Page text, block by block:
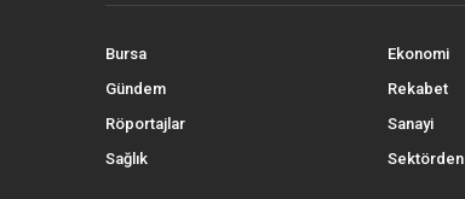
Bursa
Gündem
Röportajlar
Sağlık
Ekonomi
Rekabet
Sanayi
Sektörden